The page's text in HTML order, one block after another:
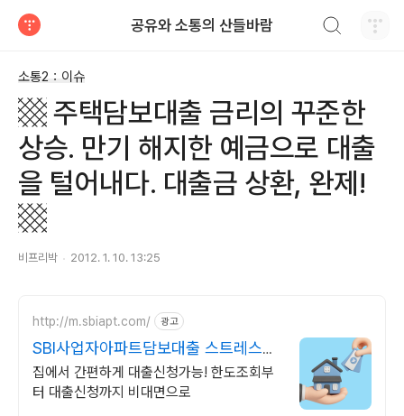
공유와 소통의 산들바람
소통2：이슈
▩ 주택담보대출 금리의 꾸준한
상승. 만기 해지한 예금으로 대출
을 털어내다. 대출금 상환, 완제!
▩
비프리박 2012. 1. 10. 13:25
http://m.sbiapt.com/ 광고
SBI사업자아파트담보대출 스트레스
DSR 고민 그만
집에서 간편하게 대출신청가능! 한도조회부
터 대출신청까지 비대면으로